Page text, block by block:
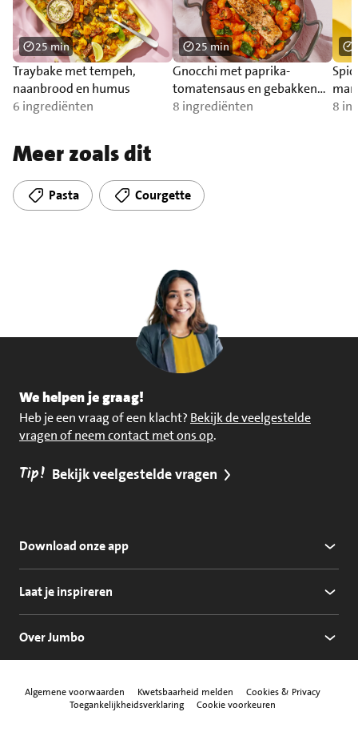
Traybake met tempeh,
naanbrood en humus
6 ingrediënten
25 min
Gnocchi met paprika-
tomatensaus en gebakken
zalm
8 ingrediënten
25 min
8
Meer zoals dit
Pasta Courgette
We helpen je graag!
Heb je een vraag of een klacht? Bekijk de veelgestelde
vragen of neem contact met ons op.
Tip! Bekijk veelgestelde vragen
Download onze app
Laat je inspireren
Over Jumbo
Algemene voorwaarden Kwetsbaarheid melden
Cookies & Privacy
Toegankelijkheidsverklaring
Cookie voorkeuren